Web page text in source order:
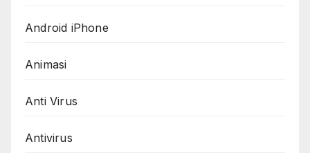
Android iPhone
Animasi
Anti Virus
Antivirus